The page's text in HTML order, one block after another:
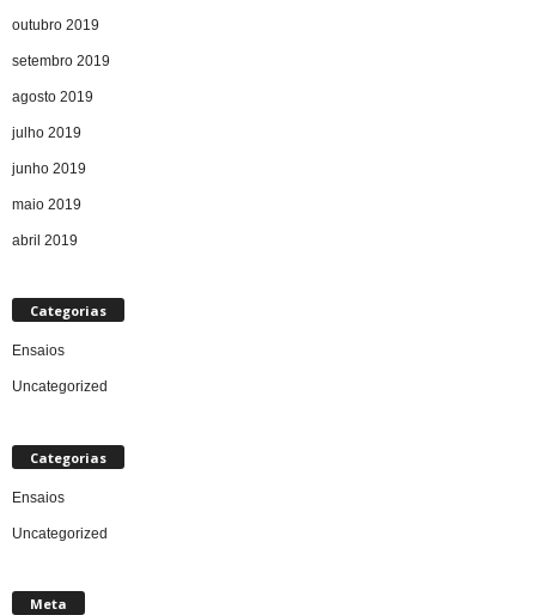
outubro 2019
setembro 2019
agosto 2019
julho 2019
junho 2019
maio 2019
abril 2019
Categorias
Ensaios
Uncategorized
Categorias
Ensaios
Uncategorized
Meta